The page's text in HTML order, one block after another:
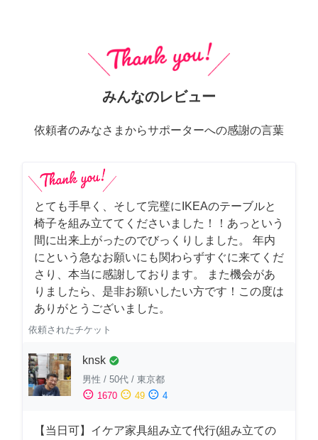
みんなのレビュー
依頼者のみなさまからサポーターへの感謝の言葉
とても手早く、そして完璧にIKEAのテーブルと
椅子を組み立ててくださいました！！あっという
間に出来上がったのでびっくりしました。 年内
にという急なお願いにも関わらずすぐに来てくだ
さり、本当に感謝しております。 また機会があ
りましたら、是非お願いしたい方です！この度は
ありがとうございました。
依頼されたチケット
knsk check_circle
男性 / 50代 / 東京都
sentiment_satisfied 1670 sentiment_neutral 49 sentiment_dissatisfied 4
【当日可】イケア家具組み立て代行(組み立ての